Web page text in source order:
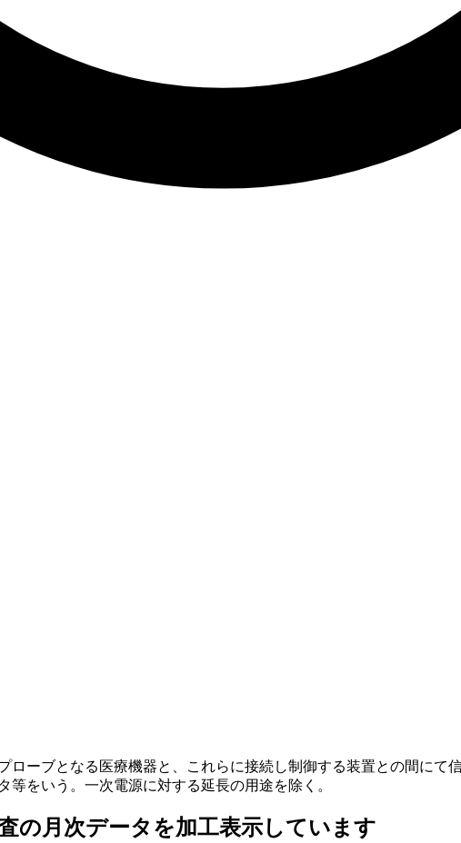
ローブとなる医療機器と、これらに接続し制御する装置との間にて
をいう。一次電源に対する延長の用途を除く。
の月次データを加工表示しています